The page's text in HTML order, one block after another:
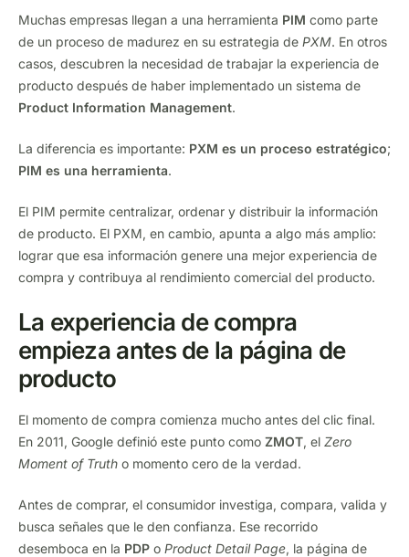
Muchas empresas llegan a una herramienta PIM como parte
de un proceso de madurez en su estrategia de PXM. En otros
casos, descubren la necesidad de trabajar la experiencia de
producto después de haber implementado un sistema de
Product Information Management.
La diferencia es importante: PXM es un proceso estratégico;
PIM es una herramienta.
El PIM permite centralizar, ordenar y distribuir la información
de producto. El PXM, en cambio, apunta a algo más amplio:
lograr que esa información genere una mejor experiencia de
compra y contribuya al rendimiento comercial del producto.
La experiencia de compra
empieza antes de la página de
producto
El momento de compra comienza mucho antes del clic final.
En 2011, Google definió este punto como ZMOT, el Zero
Moment of Truth o momento cero de la verdad.
Antes de comprar, el consumidor investiga, compara, valida y
busca señales que le den confianza. Ese recorrido
desemboca en la PDP o Product Detail Page, la página de